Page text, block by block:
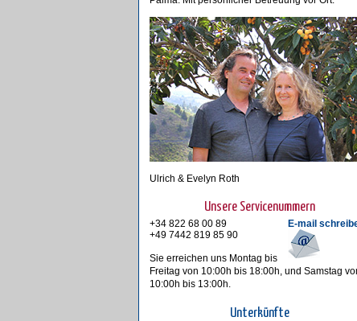
Ulrich & Evelyn Roth
Unsere Servicenummern
E-mail
+34 822 68 00 89
+49 7442 819 85 90
Sie erreichen uns Montag bis
Freitag von 10:00h bis 18:00h, und Samstag
10:00h bis 13:00h.
Unterkünfte